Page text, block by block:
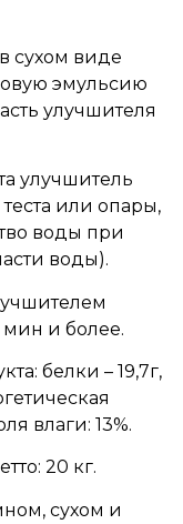
сухом виде
эмульсию
улучшителя
улучшитель
или опары,
воды при
воды).
мин и более.
белки – 19,7г,
влаги: 13%.
20 кг.
сухом и